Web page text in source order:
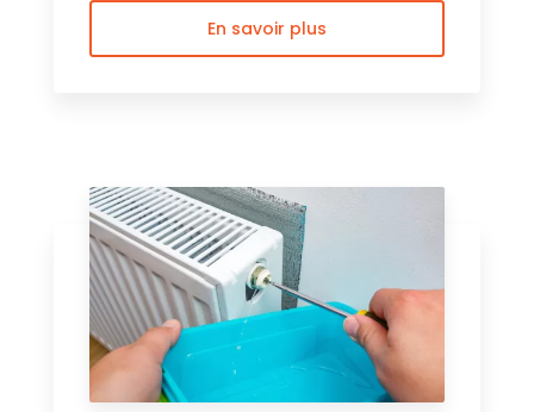
En savoir plus